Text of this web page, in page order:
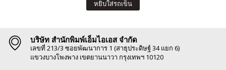
หยิบใส่รถเข็น
บริษัท สำนักพิมพ์เอ็มไอเอส จำกัด
เลขที่ 213/3 ซอยพัฒนาการ 1 (สาธุประดิษฐ์ 34 แยก 6)
แขวงบางโพงพาง เขตยานนาวา กรุงเทพฯ 10120